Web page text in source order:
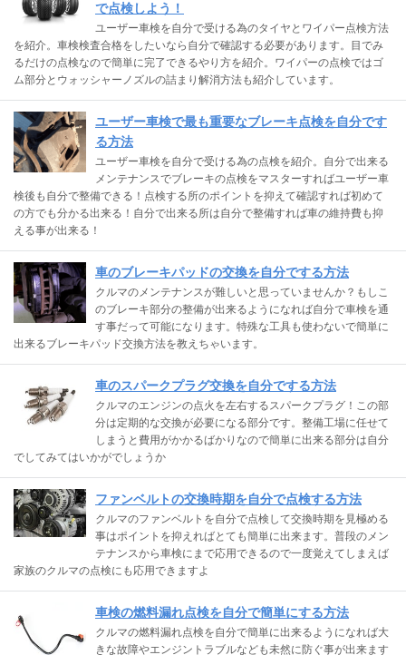
で点検しよう！
ユーザー車検を自分で受ける為のタイヤとワイパー点検方法
を紹介。車検検査合格をしたいなら自分で確認する必要があります。目でみ
るだけの点検なので簡単に完了できるやり方を紹介。ワイパーの点検ではゴ
ム部分とウォッシャーノズルの詰まり解消方法も紹介しています。
ユーザー車検で最も重要なブレーキ点検を自分です
る方法
ユーザー車検を自分で受ける為の点検を紹介。自分で出来る
メンテナンスでブレーキの点検をマスターすればユーザー車
検後も自分で整備できる！点検する所のポイントを抑えて確認すれば初めて
の方でも分かる出来る！自分で出来る所は自分で整備すれば車の維持費も抑
える事が出来る！
車のブレーキパッドの交換を自分でする方法
クルマのメンテナンスが難しいと思っていませんか？もしこ
のブレーキ部分の整備が出来るようになれば自分で車検を通
す事だって可能になります。特殊な工具も使わないで簡単に
出来るブレーキパッド交換方法を教えちゃいます。
車のスパークプラグ交換を自分でする方法
クルマのエンジンの点火を左右するスパークプラグ！この部
分は定期的な交換が必要になる部分です。整備工場に任せて
しまうと費用がかかるばかりなので簡単に出来る部分は自分
でしてみてはいかがでしょうか
ファンベルトの交換時期を自分で点検する方法
クルマのファンベルトを自分で点検して交換時期を見極める
事はポイントを抑えればとても簡単に出来ます。普段のメン
テナンスから車検にまで応用できるので一度覚えてしまえば
家族のクルマの点検にも応用できますよ
車検の燃料漏れ点検を自分で簡単にする方法
クルマの燃料漏れ点検を自分で簡単に出来るようになれば大
きな故障やエンジントラブルなども未然に防ぐ事が出来ます